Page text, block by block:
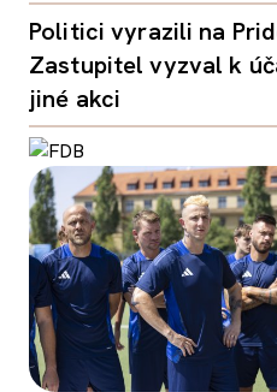
Politici vyrazili na
Zastupitel vyzval k
jiné akci